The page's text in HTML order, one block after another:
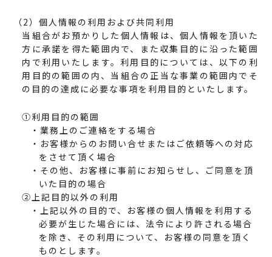
（2）個人情報の利用および共同利用
当組合がお預かりした個人情報は、個人情報を頂いた
方に承諾を得た範囲内で、また収集目的に沿った範囲
内で利用いたします。利用目的については、以下の利
用目的の範囲の内、当組合の正当な事業の範囲内でそ
の目的の達成に必要な事項を利用目的といたします。
①利用目的の範囲
・業務上のご連絡をする場合
・お客様からのお問い合せまたはご依頼等への対応
をさせて頂く場合
・その他、お客様に事前にお知らせし、ご同意を頂
いた目的の場合
②上記目的以外の利用
・上記以外の目的で、お客様の個人情報を利用する
必要が生じた場合には、法令により許される場合
を除き、その利用について、お客様の同意を頂く
ものとします。